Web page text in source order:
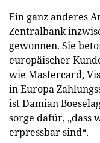
Ein ganz anderes
Zentralbank
gewonnen. Sie
europäischer
wie Mastercard,
in Europa
ist Damian
sorge dafür,
erpressbar sind“.